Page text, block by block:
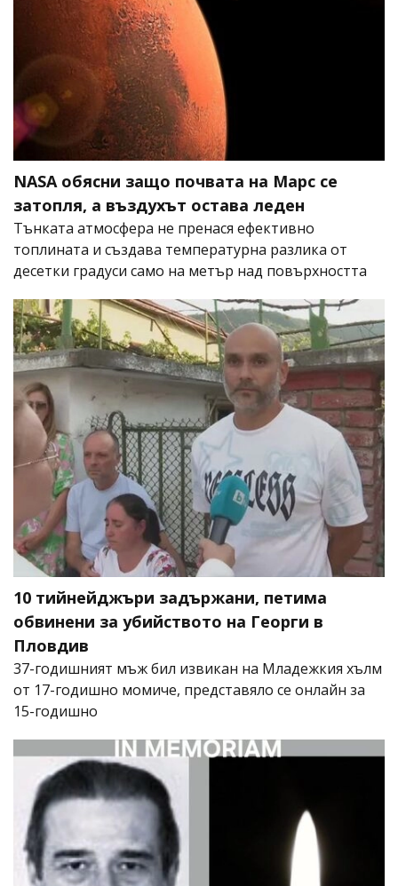
NASA обясни защо почвата на Марс се
затопля, а въздухът остава леден
Тънката атмосфера не пренася ефективно
топлината и създава температурна разлика от
десетки градуси само на метър над повърхността
10 тийнейджъри задържани, петима
обвинени за убийството на Георги в
Пловдив
37-годишният мъж бил извикан на Младежкия хълм
от 17-годишно момиче, представяло се онлайн за
15-годишно